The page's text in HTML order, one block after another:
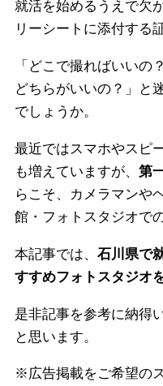
就活を始めるうえで欠
リーシートに添付する
「どこで撮ればいいの
どちらがいいの？」と
でしょうか。
最近ではスマホやスピ
も増えていますが、 第
らこそ、カメラマンや
館・フォトスタジオで
本記事では、 石川県で
すすめフォトスタジオ
是非記事を参考に納得
と思います。
※広告掲載をご希望の